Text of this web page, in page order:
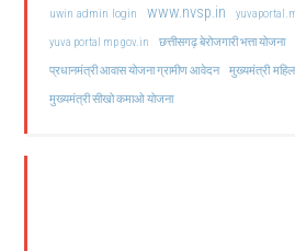
uwin admin login www.nvsp.in
yuva portal mp gov.in
छत्तीसगढ़ बेरोजगारी भत्ता योजना
प्रधानमंत्री आवास योजना ग्रामीण आवेदन मुख्यमंत्री
मुख्यमंत्री सीखो कमाओ योजना